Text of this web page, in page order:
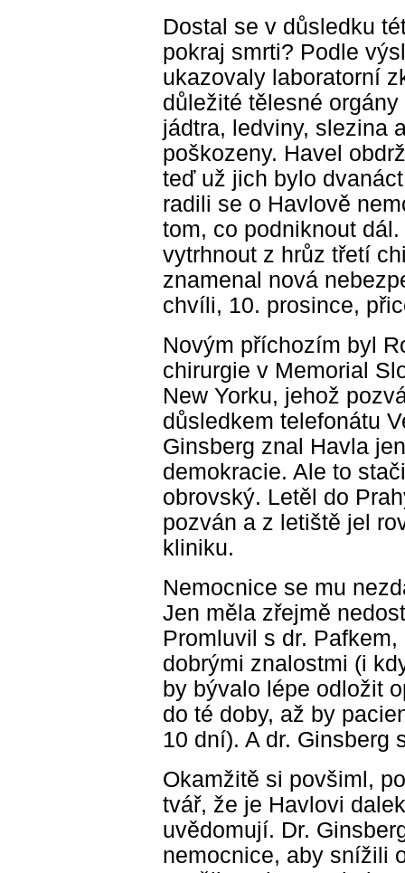
Dostal se v důsledku
pokraj smrti? Podle
ukazovaly laboratorní
důležité tělesné
jádtra, ledviny, slezina
poškozeny. Havel
teď už jich bylo
radili se o Havlově
tom, co podniknout
vytrhnout z hrůz třetí
znamenal nová
chvíli, 10. prosince,
Novým příchozím byl
chirurgie v Memorial
New Yorku, jehož
důsledkem telefonátu
Ginsberg znal Havla
demokracie. Ale to
obrovský. Letěl do
pozván a z letiště jel
kliniku.
Nemocnice se mu
Jen měla zřejmě
Promluvil s dr.
dobrými znalostmi (i
by bývalo lépe odložit
do té doby, až by
10 dní). A dr. Ginsberg
Okamžitě si povšiml,
tvář, že je Havlovi
uvědomují. Dr.
nemocnice, aby snížili